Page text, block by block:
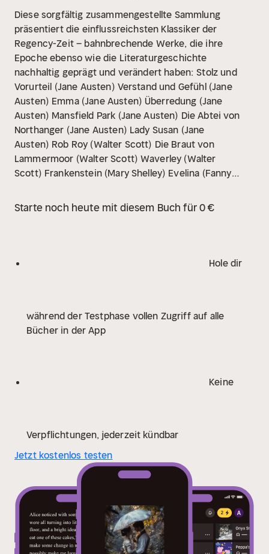
Diese sorgfältig zusammengestellte Sammlung
präsentiert die einflussreichsten Klassiker der
Regency-Zeit – bahnbrechende Werke, die ihre
Epoche ebenso wie die Literaturgeschichte
nachhaltig geprägt und verändert haben: Stolz und
Vorurteil (Jane Austen) Verstand und Gefühl (Jane
Austen) Emma (Jane Austen) Überredung (Jane
Austen) Mansfield Park (Jane Austen) Die Abtei von
Northanger (Jane Austen) Lady Susan (Jane
Austen) Rob Roy (Walter Scott) Die Braut von
Lammermoor (Walter Scott) Waverley (Walter
Scott) Frankenstein (Mary Shelley) Evelina (Fanny
Burney)
Die Wanderin (Fanny Burney) Verteidigung
Shelley)
Gedichte und Phantasien (Karoline von
Eichendorff) Das Marmorbild (Joseph von
Eichendorff) Der Sandmann (E. T. A. Hoffmann)
Deutschland. Ein Wintermärchen (Heinrich
Haywood) Belinda (Maria Edgeworth)
Schopenhauer) Nina's Briefe an ihren Geliebten
(Marianne Ehrmann)
Amanda und Eduard (Sophie
Albrecht) Agnes von Lilien (Caroline von
Wolzogen) Treue über Alles (Caroline von
Wolzogen) Autobiographie (Harriette Wilson) Die
Amtmannin von Hohenweile (Benedikte Naubert) Alf
von Dülmen (Benedikte Naubert) Velleda (Benedikte
Starte noch heute mit diesem Buch für 0 €
Hole dir
während der Testphase vollen Zugriff auf alle
Bücher in der App
Keine
Verpflichtungen, jederzeit kündbar
Jetzt kostenlos testen